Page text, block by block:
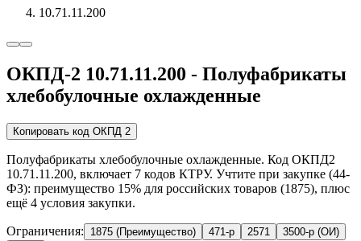
10.71.11.200
ОКПД-2 10.71.11.200 - Полуфабрикаты
хлебобулочные охлажденные
Копировать код ОКПД 2
Полуфабрикаты хлебобулочные охлажденные. Код ОКПД2
10.71.11.200, включает 7 кодов КТРУ. Учтите при закупке (44-
ФЗ): преимущество 15% для российских товаров (1875), плюс
ещё 4 условия закупки.
Ограничения: 1875 (Преимущество) 471-р 2571
3500-р (ОИ)